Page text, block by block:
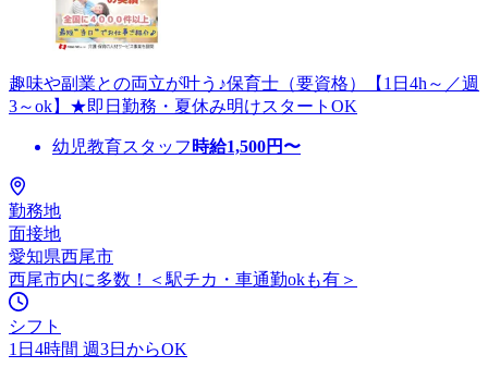
趣味や副業との両立が叶う♪保育士（要資格）【1日4h～／週
3～ok】★即日勤務・夏休み明けスタートOK
幼児教育スタッフ 時給1,500円〜
勤務地
面接地
愛知県西尾市
西尾市内に多数！＜駅チカ・車通勤okも有＞
シフト
1日4時間 週3日からOK